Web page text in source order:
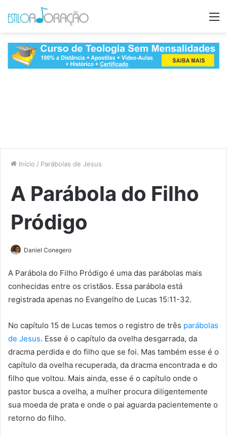
Início / Parábolas de Jesus
A Parábola do Filho
Pródigo
Daniel Conegero
A Parábola do Filho Pródigo é uma das parábolas mais
conhecidas entre os cristãos. Essa parábola está
registrada apenas no Evangelho de Lucas 15:11-32.
No capítulo 15 de Lucas temos o registro de três parábolas
de Jesus. Esse é o capítulo da ovelha desgarrada, da
dracma perdida e do filho que se foi. Mas também esse é o
capítulo da ovelha recuperada, da dracma encontrada e do
filho que voltou. Mais ainda, esse é o capítulo onde o
pastor busca a ovelha, a mulher procura diligentemente
sua moeda de prata e onde o pai aguarda pacientemente o
retorno do filho.